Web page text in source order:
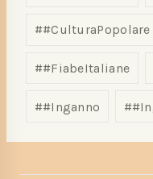
##CulturaPopolare
##FiabeItaliane
##Inganno #